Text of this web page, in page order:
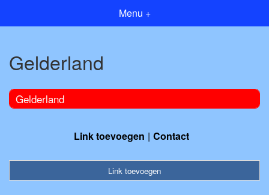
Menu +
Gelderland
Gelderland
Link toevoegen Contact
Link toevoegen